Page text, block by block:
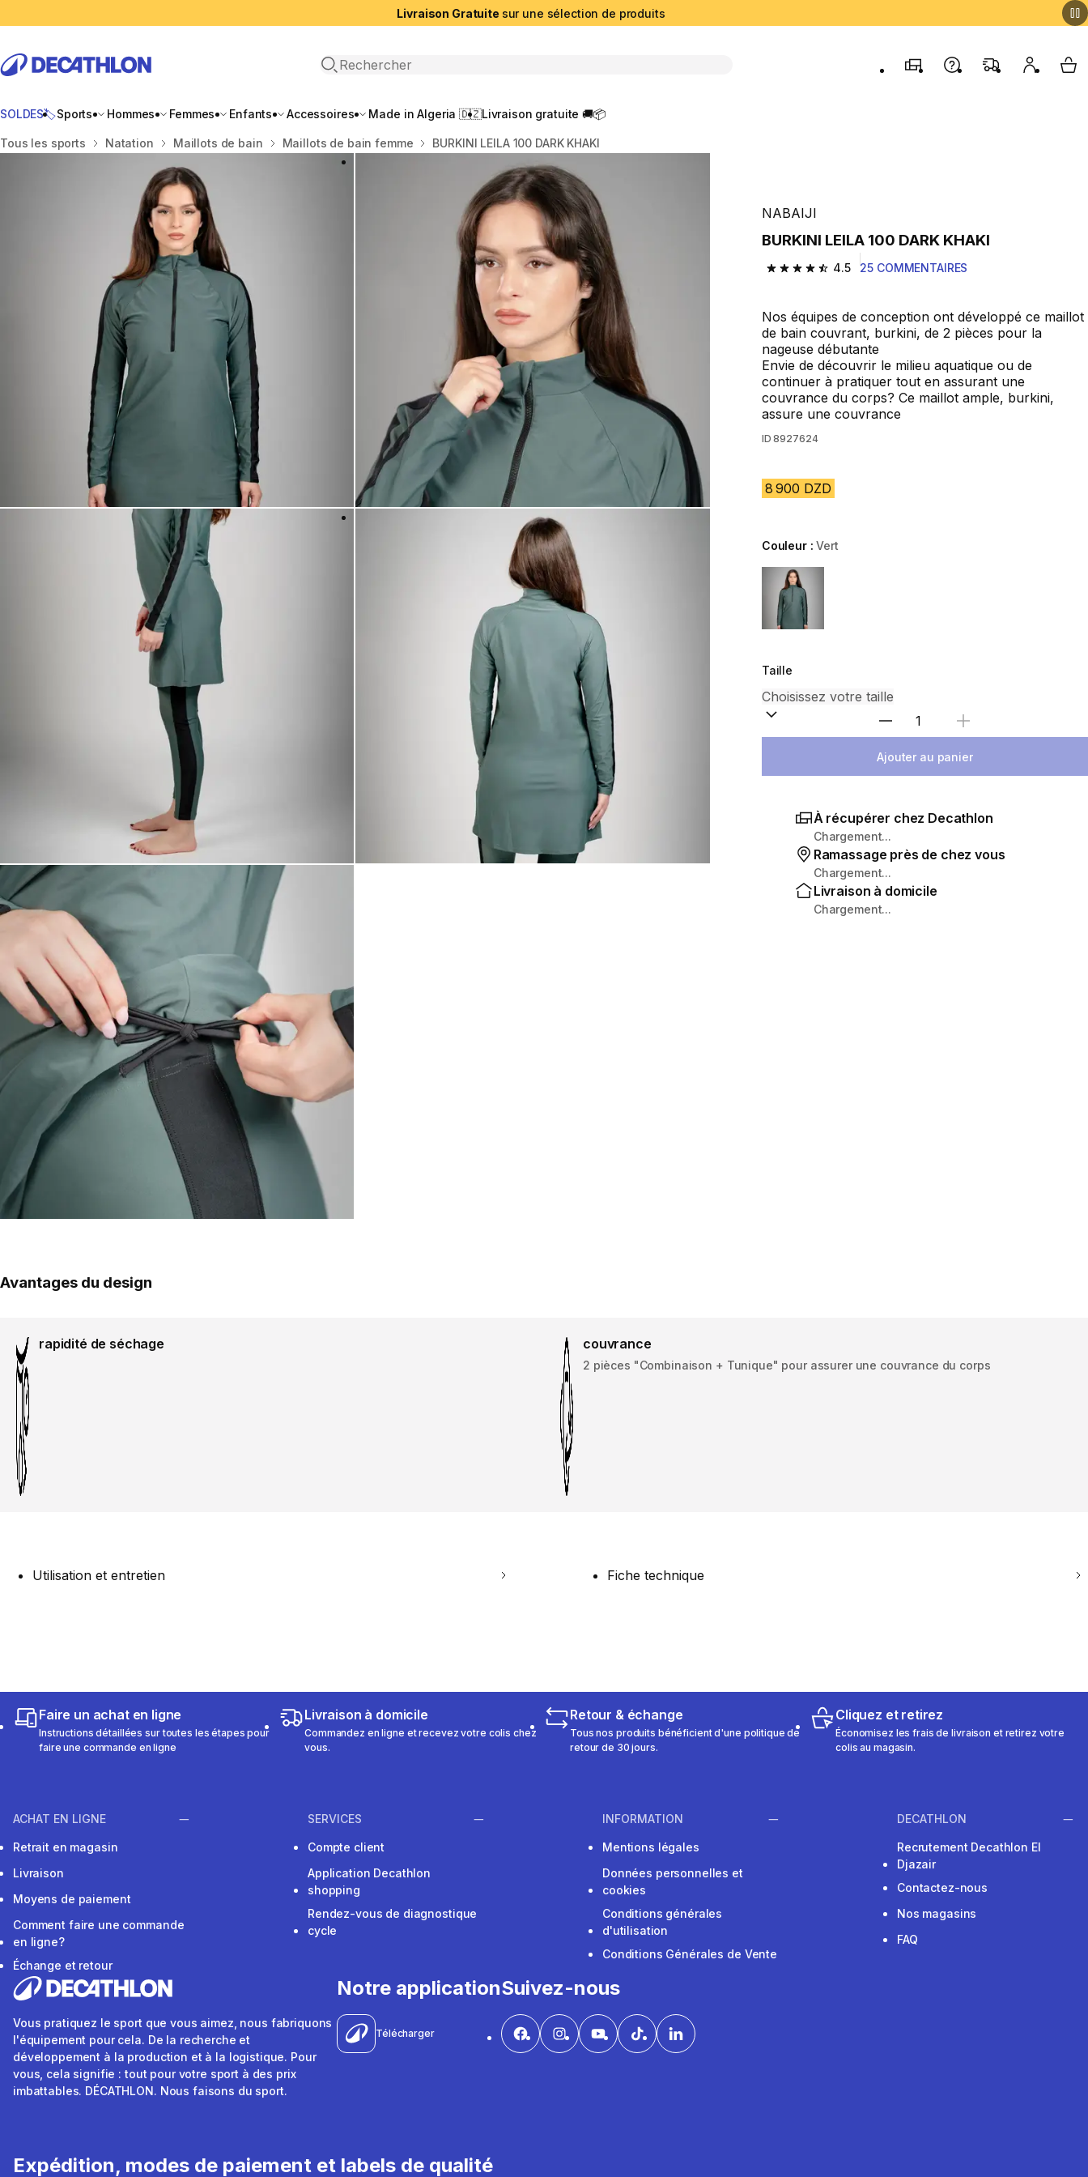
Livraison Gratuite sur une sélection de produits
Recherche ouverte
MagasinsContactez-nous
FAQ Mon My
SOLDES🏷️Sports Hommes Femmes Enfants Accessoires Made in Algeria 🇩🇿Livraison gratuite 🚚📦
Accueil
Tous les sports Natation Maillots de bain Maillots de bain femme BURKINI LEILA 100 DARK KHAKI
NABAIJI
BURKINI LEILA 100 DARK KHAKI
4.5
4.5 out of 5 stars from 25 reviews
25 COMMENTAIRES
Nos équipes de conception ont développé ce maillot
de bain couvrant, burkini, de 2 pièces pour la
nageuse débutante
Envie de découvrir le milieu aquatique ou de
continuer à pratiquer tout en assurant une
couvrance du corps? Ce maillot ample, burkini,
assure une couvrance
ID 8927624
8 900 DZD
Couleur :Vert
Choose a variant
Taille
Sélectionnez la quantité
Ajouter au panier
À récupérer chez Decathlon
Chargement...
Ramassage près de chez vous
Chargement...
Livraison à domicile
Chargement...
Avantages du design
rapidité de séchage couvrance
2 pièces "Combinaison + Tunique" pour assurer une couvrance du corps
Utilisation et entretien Fiche technique
Faire un achat en ligne
Instructions détaillées sur toutes les étapes pour
faire une commande en ligne
Livraison à domicile
Commandez en ligne et recevez votre colis chez
vous.
Retour & échange
Tous nos produits bénéficient d'une politique de
retour de 30 jours.
Cliquez et retirez
Économisez les frais de livraison et retirez votre
colis au magasin.
ACHAT EN LIGNE
Retrait en magasin
Livraison
Moyens de paiement
Comment faire une commande
en ligne?
Échange et retour
SERVICES
Compte client
Application Decathlon
shopping
Rendez-vous de diagnostique
cycle
INFORMATION
Mentions légales
Données personnelles et
cookies
Conditions générales
d'utilisation
Conditions Générales de Vente
DECATHLON
Recrutement Decathlon El
Djazair
Contactez-nous
Nos magasins
FAQ
Vous pratiquez le sport que vous aimez, nous fabriquons
l'équipement pour cela. De la recherche et
développement à la production et à la logistique. Pour
vous, cela signifie : tout pour votre sport à des prix
imbattables. DÉCATHLON. Nous faisons du sport.
Notre application
Télécharger
Suivez-nous
Expédition, modes de paiement et labels de qualité